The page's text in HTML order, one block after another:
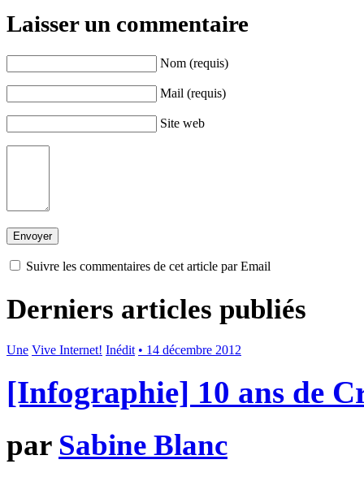
Laisser un commentaire
Nom (requis)
Mail (requis)
Site web
Suivre les commentaires de cet article par Email
Derniers articles publiés
Une Vive Internet! Inédit • 14 décembre 2012
[Infographie] 10 ans de
par Sabine Blanc